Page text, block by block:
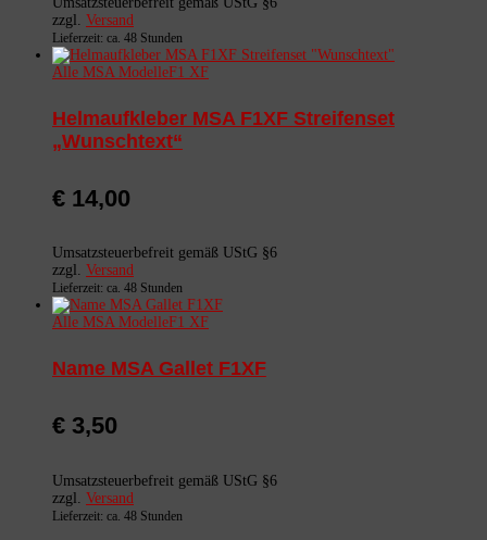
zzgl. Versand
Lieferzeit: ca. 48 Stunden
Alle MSA ModelleF1 XF
Helmaufkleber MSA F1XF Streifenset
„Wunschtext“
€ 14,00
Umsatzsteuerbefreit gemäß UStG §6
zzgl. Versand
Lieferzeit: ca. 48 Stunden
Alle MSA ModelleF1 XF
Name MSA Gallet F1XF
€ 3,50
Umsatzsteuerbefreit gemäß UStG §6
zzgl. Versand
Lieferzeit: ca. 48 Stunden